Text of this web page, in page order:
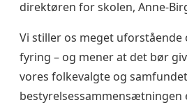
direktøren for skolen, Anne-
Vi stiller os meget
fyring – og mener at det bør
vores folkevalgte og
bestyrelsessammensætningen